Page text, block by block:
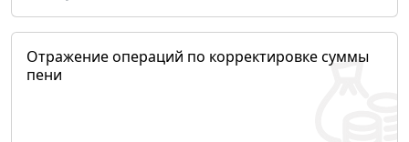
Отражение операций по корректировке суммы
пени